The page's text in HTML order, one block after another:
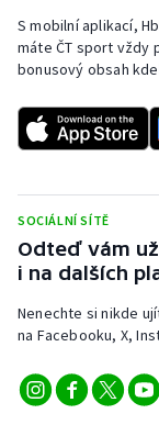
Short track
Stolní tenis
Triatlon
Veslování
Vodní slalom
Ostatní
S mobilní aplikací,
máte ČT sport vždy
bonusový obsah
SOCIÁLNÍ SÍTĚ
Odteď vám
i na dalších
Nenechte si nikde
na Facebooku, X,